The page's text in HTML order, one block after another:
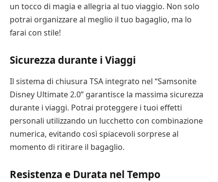
un tocco di magia e allegria al tuo viaggio. Non solo
potrai organizzare al meglio il tuo bagaglio, ma lo
farai con stile!
Sicurezza durante i Viaggi
Il sistema di chiusura TSA integrato nel “Samsonite
Disney Ultimate 2.0” garantisce la massima sicurezza
durante i viaggi. Potrai proteggere i tuoi effetti
personali utilizzando un lucchetto con combinazione
numerica, evitando così spiacevoli sorprese al
momento di ritirare il bagaglio.
Resistenza e Durata nel Tempo